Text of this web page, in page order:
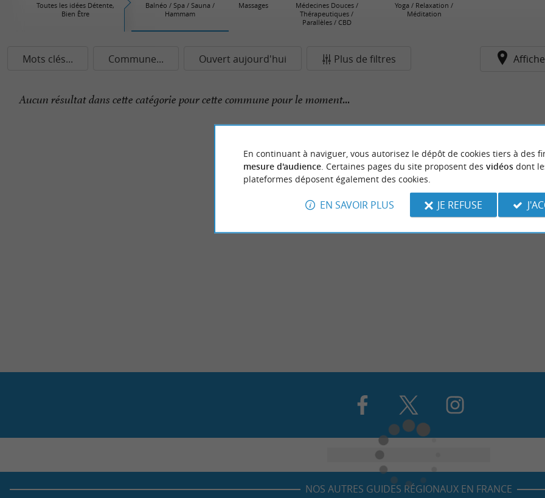
Toutes les idées Détente,
Bien Être
Balnéo / Spa / Sauna /
Hammam
Massages
Médecines Douces /
Thérapeutiques /
Parallèles / CBD
Yoga / Relaxation /
Méditation
Mots clés... Commune... Ouvert aujourd'hui Plus de filtres
Aucun résultat dans cette catégorie pour cette commune pour le moment...
NOS AUTRES GUIDES RÉGIONAUX EN FRANCE
En continuant à naviguer, vous autorisez le dépôt de cookies tiers à des
mesure d'audience. Certaines pages du site proposent des vidéosdont
plateformes déposent également des cookies.
EN SAVOIR PLUS JE REFUSE